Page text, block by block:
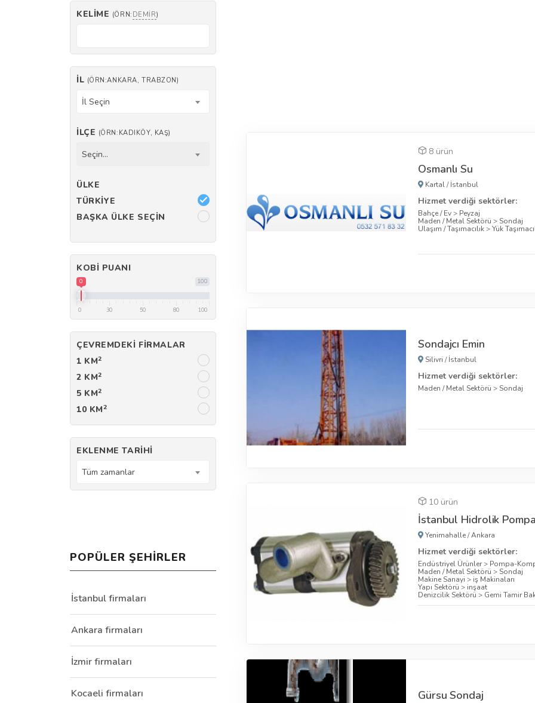
8 ürün
Osmanlı Su
Kartal/İstanbul
Hizmet verdiği sektörler:
Bahçe / Ev> Peyzaj
Maden / Metal Sektörü > Sondaj
Ulaşım / Taşımacılık>Yük
Sondajcı Emin
Silivri /İstanbul
Hizmet verdiği sektörler:
Maden / Metal Sektörü > Sondaj
10 ürün
İstanbul Hidrolik Pompa
Yenimahalle/Ankara
Hizmet verdiği sektörler:
Endüstriyel Ürünler> Pompa-
Maden / Metal Sektörü > Sondaj
Makine Sanayi > iş Makinaları
Yapı Sektörü > inşaat
Denizcilik Sektörü > Gemi Tamir
Gürsu Sondaj
KELIME (ÖRN: DEMIR)
İL (ÖRN:ANKARA, TRABZON)
İl Seçin
İLÇE (ÖRN:KADIKÖY, KAŞ)
Seçin...
ÜLKE
TÜRKIYE
BAŞKA ÜLKE SEÇIN
KOBI PUANI
100
0
0 30 50 80 100
ÇEVREMDEKI FIRMALAR
1 KM2
2 KM2
5 KM2
10 KM2
EKLENME TARIHI
Tüm zamanlar
POPÜLER ŞEHIRLER
İstanbul firmaları
Ankara firmaları
İzmir firmaları
Kocaeli firmaları